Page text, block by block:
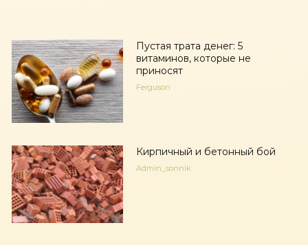
Пустая трата денег: 5
витаминов, которые не
приносят
Ferguson
Кирпичный и бетонный бой
Admin_sonnik